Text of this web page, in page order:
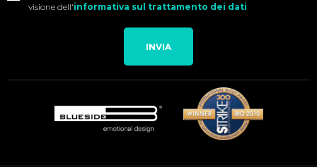
visione dell'informativa sul trattamento dei dati
INVIA